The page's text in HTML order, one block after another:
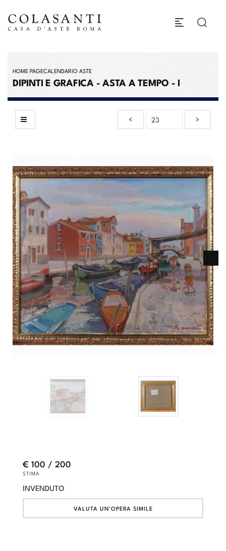
HOME PAGECALENDARIO ASTE
DIPINTI E GRAFICA - ASTA A TEMPO - I
€ 100 / 200
STIMA
INVENDUTO
VALUTA UN'OPERA SIMILE